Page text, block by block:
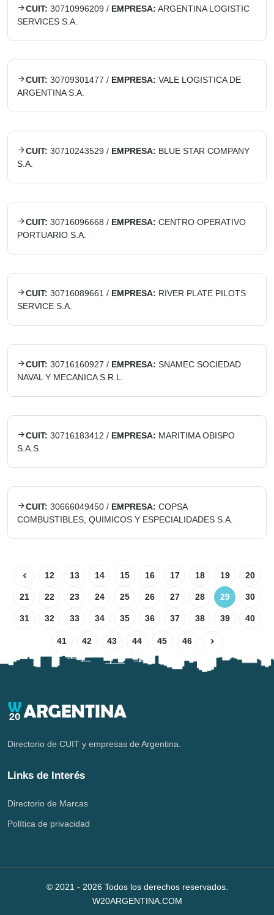
CUIT: 30710996209 / EMPRESA: ARGENTINA LOGISTIC
SERVICES S.A.
CUIT: 30709301477 / EMPRESA: VALE LOGISTICA DE
ARGENTINA S.A.
CUIT: 30710243529 / EMPRESA: BLUE STAR COMPANY
S.A.
CUIT: 30716096668 / EMPRESA: CENTRO OPERATIVO
PORTUARIO S.A.
CUIT: 30716089661 / EMPRESA: RIVER PLATE PILOTS
SERVICE S.A.
CUIT: 30716160927 / EMPRESA: SNAMEC SOCIEDAD
NAVAL Y MECANICA S.R.L.
CUIT: 30716183412 / EMPRESA: MARITIMA OBISPO
S.A.S.
CUIT: 30666049450 / EMPRESA: COPSA
COMBUSTIBLES, QUIMICOS Y ESPECIALIDADES S.A.
12 13 14 15 16 17 18 19 20
21 22 23 24 25 26 27 28 29 30
31 32 33 34 35 36 37 38 39 40
41 42 43 44 45 46
Directorio de CUIT y empresas de Argentina.
Links de Interés
Directorio de Marcas
Política de privacidad
© 2021 - 2026 Todos los derechos reservados.
W20ARGENTINA.COM